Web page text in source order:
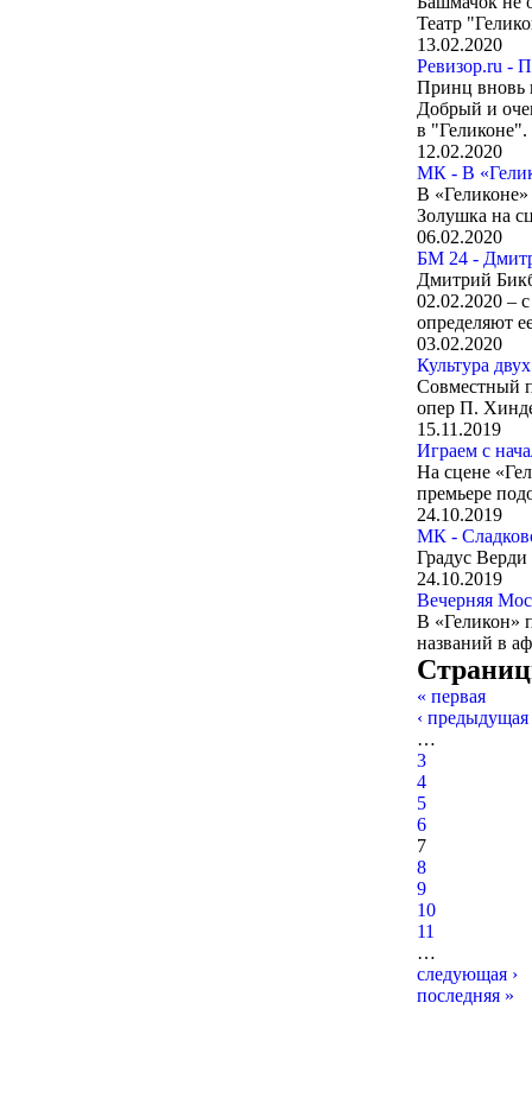
Театр
13.02.2020
Ревизор.ru -
Принц вновь
Добрый и
в "Геликоне".
12.02.2020
МК - В
В
Золушка на
06.02.2020
БМ 24 -
Дмитрий
02.02.2020 –
определяют
03.02.2020
Культура
Совместный
опер П.
15.11.2019
Играем с
На сцене
премьере
24.10.2019
МК -
Градус
24.10.2019
Вечерняя
В «Геликон»
названий в
« первая
‹ предыдущая
…
3
4
5
6
7
8
9
10
11
…
следующая ›
последняя »